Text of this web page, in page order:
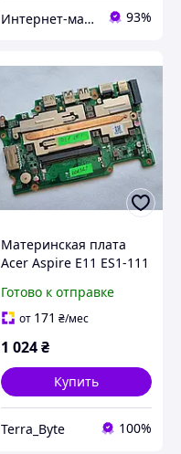
Интернет-магазин " Правильный Выбор " 93%
Материнская плата
Acer Aspire E11 ES1-111
DDR3L eMMC 32GB /
DA0ZHKMB6C0 б/у
Готово к отправке
от 171 ₴/мес
1 024₴
Купить
Terra_Byte 100%